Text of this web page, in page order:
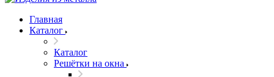
Главная
Каталог
Каталог
Решётки на окна